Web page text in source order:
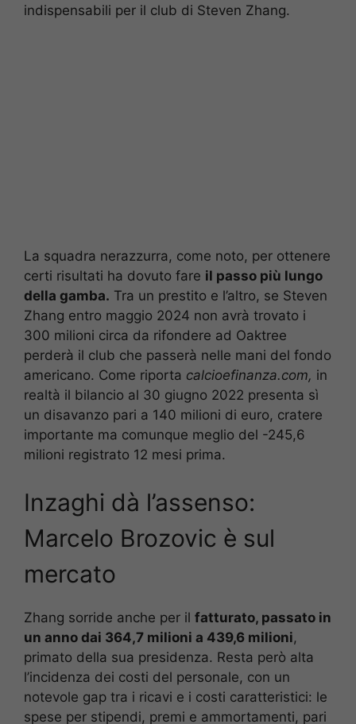
indispensabili per il club di Steven Zhang.
La squadra nerazzurra, come noto, per ottenere
certi risultati ha dovuto fare il passo più lungo
della gamba. Tra un prestito e l’altro, se Steven
Zhang entro maggio 2024 non avrà trovato i
300 milioni circa da rifondere ad Oaktree
perderà il club che passerà nelle mani del fondo
americano. Come riporta calcioefinanza.com, in
realtà il bilancio al 30 giugno 2022 presenta sì
un disavanzo pari a 140 milioni di euro, cratere
importante ma comunque meglio del -245,6
milioni registrato 12 mesi prima.
Inzaghi dà l’assenso:
Marcelo Brozovic è sul
mercato
Zhang sorride anche per il fatturato, passato in
un anno dai 364,7 milioni a 439,6 milioni,
primato della sua presidenza. Resta però alta
l’incidenza dei costi del personale, con un
notevole gap tra i ricavi e i costi caratteristici: le
spese per stipendi, premi e ammortamenti, pari